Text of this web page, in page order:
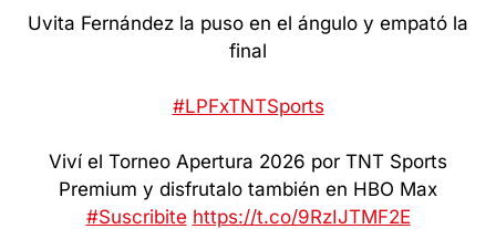
Uvita Fernández la puso en el ángulo y empató la
final
#LPFxTNTSports
Viví el Torneo Apertura 2026 por TNT Sports
Premium y disfrutalo también en HBO Max
#Suscribite https://t.co/9RzIJTMF2E